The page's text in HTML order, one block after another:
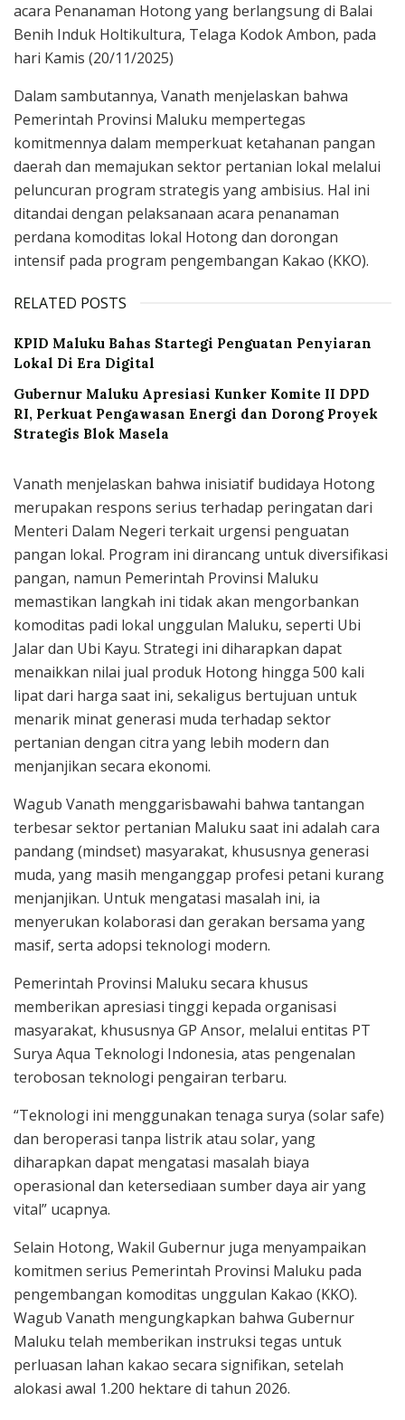
acara Penanaman Hotong yang berlangsung di Balai
Benih Induk Holtikultura, Telaga Kodok Ambon, pada
hari Kamis (20/11/2025)
Dalam sambutannya, Vanath menjelaskan bahwa
Pemerintah Provinsi Maluku mempertegas
komitmennya dalam memperkuat ketahanan pangan
daerah dan memajukan sektor pertanian lokal melalui
peluncuran program strategis yang ambisius. Hal ini
ditandai dengan pelaksanaan acara penanaman
perdana komoditas lokal Hotong dan dorongan
intensif pada program pengembangan Kakao (KKO).
RELATED POSTS
KPID Maluku Bahas Startegi Penguatan Penyiaran
Lokal Di Era Digital
Gubernur Maluku Apresiasi Kunker Komite II DPD
RI, Perkuat Pengawasan Energi dan Dorong Proyek
Strategis Blok Masela
Vanath menjelaskan bahwa inisiatif budidaya Hotong
merupakan respons serius terhadap peringatan dari
Menteri Dalam Negeri terkait urgensi penguatan
pangan lokal. Program ini dirancang untuk diversifikasi
pangan, namun Pemerintah Provinsi Maluku
memastikan langkah ini tidak akan mengorbankan
komoditas padi lokal unggulan Maluku, seperti Ubi
Jalar dan Ubi Kayu. Strategi ini diharapkan dapat
menaikkan nilai jual produk Hotong hingga 500 kali
lipat dari harga saat ini, sekaligus bertujuan untuk
menarik minat generasi muda terhadap sektor
pertanian dengan citra yang lebih modern dan
menjanjikan secara ekonomi.
Wagub Vanath menggarisbawahi bahwa tantangan
terbesar sektor pertanian Maluku saat ini adalah cara
pandang (mindset) masyarakat, khususnya generasi
muda, yang masih menganggap profesi petani kurang
menjanjikan. Untuk mengatasi masalah ini, ia
menyerukan kolaborasi dan gerakan bersama yang
masif, serta adopsi teknologi modern.
Pemerintah Provinsi Maluku secara khusus
memberikan apresiasi tinggi kepada organisasi
masyarakat, khususnya GP Ansor, melalui entitas PT
Surya Aqua Teknologi Indonesia, atas pengenalan
terobosan teknologi pengairan terbaru.
“Teknologi ini menggunakan tenaga surya (solar safe)
dan beroperasi tanpa listrik atau solar, yang
diharapkan dapat mengatasi masalah biaya
operasional dan ketersediaan sumber daya air yang
vital” ucapnya.
Selain Hotong, Wakil Gubernur juga menyampaikan
komitmen serius Pemerintah Provinsi Maluku pada
pengembangan komoditas unggulan Kakao (KKO).
Wagub Vanath mengungkapkan bahwa Gubernur
Maluku telah memberikan instruksi tegas untuk
perluasan lahan kakao secara signifikan, setelah
alokasi awal 1.200 hektare di tahun 2026.